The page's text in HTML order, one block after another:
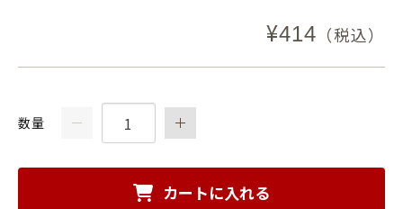
¥414 （税込）
数量
カートに入れる